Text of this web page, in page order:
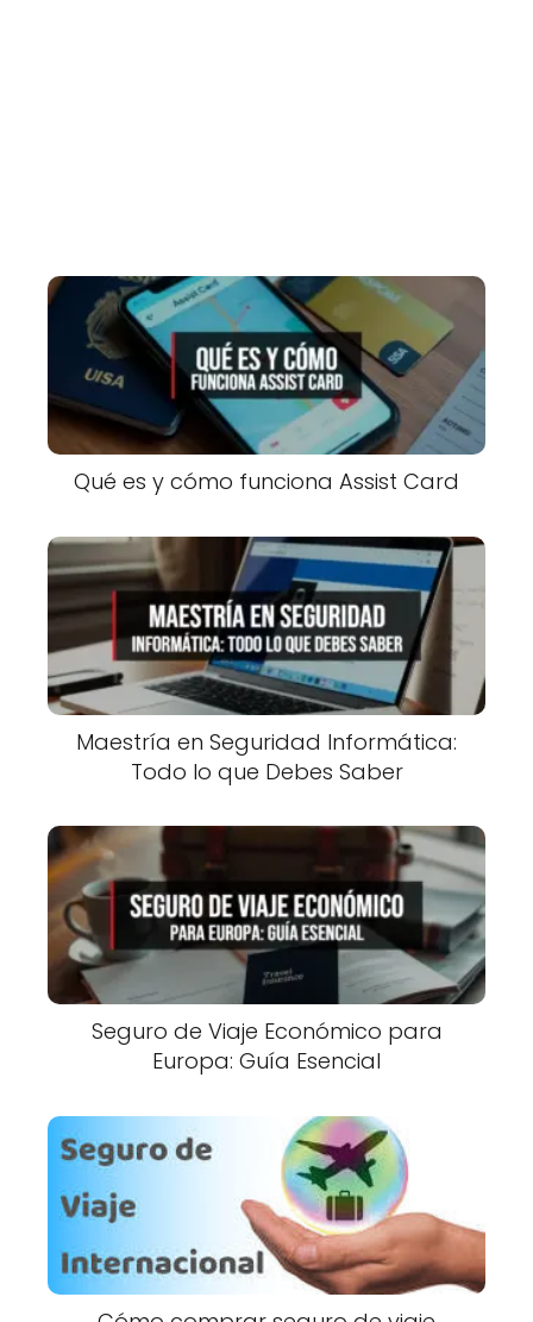
Qué es y cómo funciona Assist Card
Maestría en Seguridad Informática:
Todo lo que Debes Saber
Seguro de Viaje Económico para
Europa: Guía Esencial